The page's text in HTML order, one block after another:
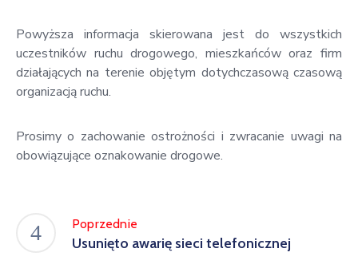
Powyższa informacja skierowana jest do wszystkich
uczestników ruchu drogowego, mieszkańców oraz firm
działających na terenie objętym dotychczasową czasową
organizacją ruchu.
Prosimy o zachowanie ostrożności i zwracanie uwagi na
obowiązujące oznakowanie drogowe.
Poprzednie
Usunięto awarię sieci telefonicznej